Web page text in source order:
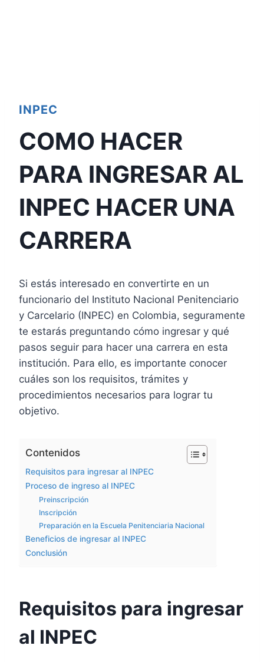
INPEC
COMO HACER
PARA INGRESAR AL
INPEC HACER UNA
CARRERA
Si estás interesado en convertirte en un
funcionario del Instituto Nacional Penitenciario
y Carcelario (INPEC) en Colombia, seguramente
te estarás preguntando cómo ingresar y qué
pasos seguir para hacer una carrera en esta
institución. Para ello, es importante conocer
cuáles son los requisitos, trámites y
procedimientos necesarios para lograr tu
objetivo.
Contenidos
Requisitos para ingresar al INPEC
Proceso de ingreso al INPEC
Preinscripción
Inscripción
Preparación en la Escuela Penitenciaria Nacional
Beneficios de ingresar al INPEC
Conclusión
Requisitos para ingresar
al INPEC